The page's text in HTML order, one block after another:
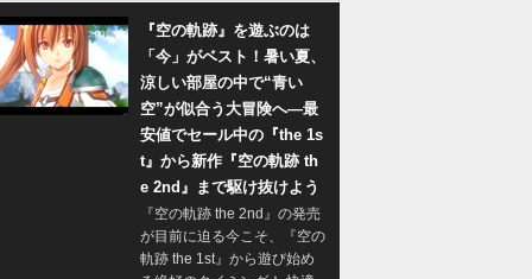
『空の軌跡』を遊ぶのは
「今」がベスト！暑い夏、
涼しい部屋の中で“青い
空”が似合う大冒険へ―最
安値でセール中の『the 1s
t』から新作『空の軌跡 th
e 2nd』まで駆け抜けよう
『空の軌跡 the 2nd』の発売
が目前に迫る今こそ、『空の
軌跡 the 1st』から遊び始め